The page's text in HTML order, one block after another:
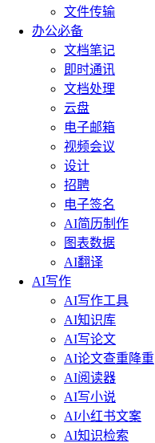
文件传输
办公必备
文档笔记
即时通讯
文档处理
云盘
电子邮箱
视频会议
设计
招聘
电子签名
AI简历制作
图表数据
AI翻译
AI写作
AI写作工具
AI知识库
AI写论文
AI论文查重降重
AI阅读器
AI写小说
AI小红书文案
AI知识检索